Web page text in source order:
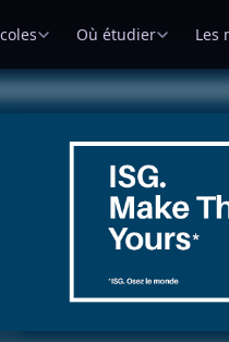
Où étudier Les